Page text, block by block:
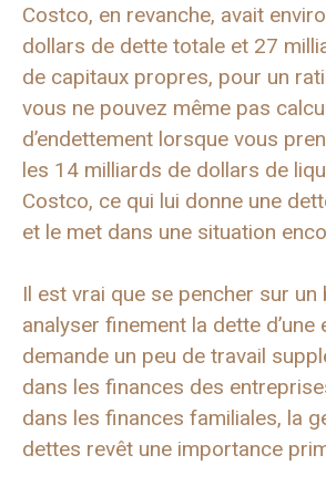
Costco, en revanche, avait
dollars de dette totale et 27
de capitaux propres, pour un
vous ne pouvez même pas
d’endettement lorsque vous
les 14 milliards de dollars de
Costco, ce qui lui donne une
et le met dans une situation
Il est vrai que se pencher sur un
analyser finement la dette d’une
demande un peu de travail
dans les finances des
dans les finances familiales, la
dettes revêt une importance